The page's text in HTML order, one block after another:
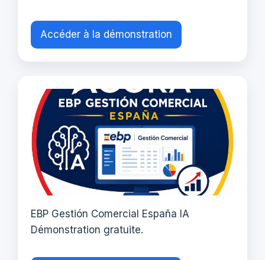
Accéder à la démonstration
EBP Gestión Comercial España IA
Démonstration gratuite.